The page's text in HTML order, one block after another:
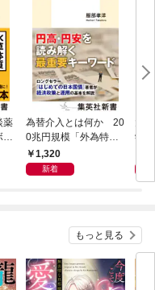
薬
テ
為替介入とは何か 20
0兆円規模「外為特
会」が生まれた謎
1,320
新着
学
もっと見る